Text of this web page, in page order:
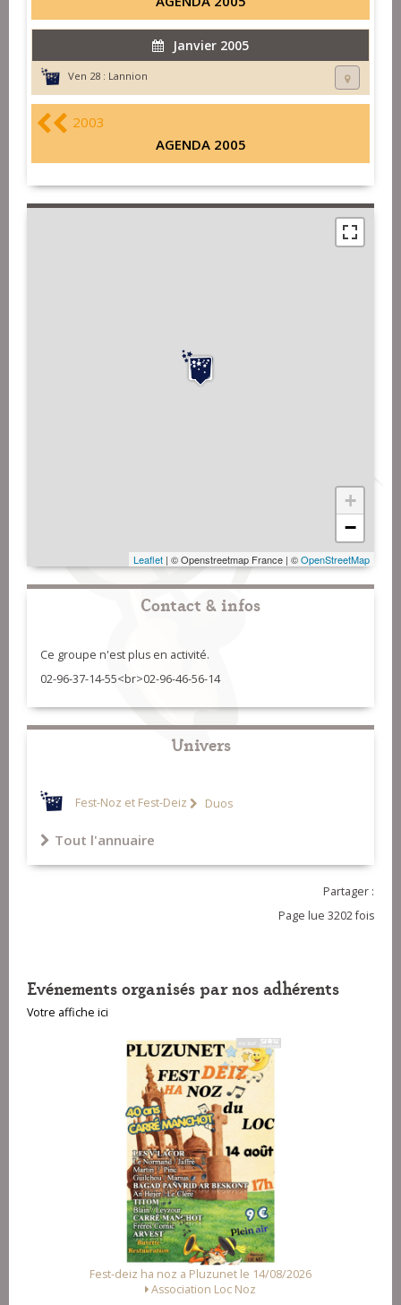
Janvier 2005
Ven 28 : Lannion
2003
AGENDA 2005
+
−
Leaflet | © Openstreetmap France | ©OpenStreetMap
Contact & infos
Ce groupe n'est plus en activité.
02-96-37-14-55<br>02-96-46-56-14
Univers
Fest-Noz et Fest-Deiz Duos
Tout l'annuaire
Partager :
Page lue 3202 fois
Evénements organisés par nos adhérents
Votre affiche ici
Fest-deiz ha noz a Pluzunet le 14/08/2026
Association Loc Noz